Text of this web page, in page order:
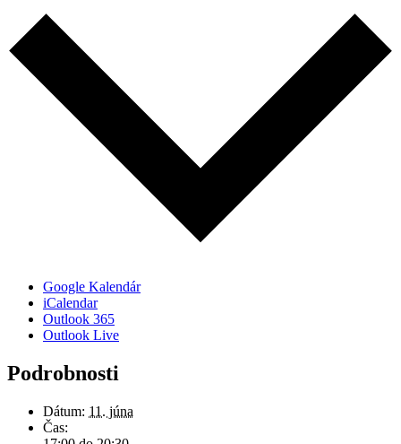
Google Kalendár
iCalendar
Outlook 365
Outlook Live
Podrobnosti
Dátum: 11. júna
Čas: